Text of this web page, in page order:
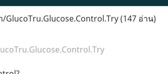
GlucoTru.Glucose.Control.Try(147 อ่าน)